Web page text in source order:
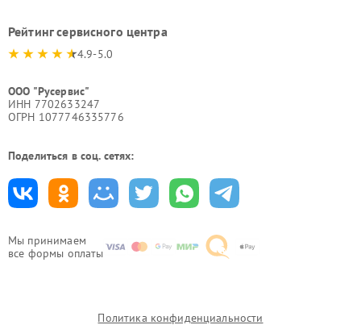
Мы принимаем
все формы оплаты
Рейтинг сервисного центра
4.9-5.0
ООО "Русервис"
ИНН 7702633247
ОГРН 1077746335776
Поделиться в соц. сетях:
Политика конфиденциальности